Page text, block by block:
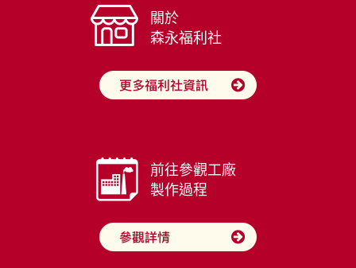
關於
森永福利社
前往參觀工廠
製作過程